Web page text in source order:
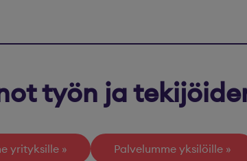
työn ja
yrityksille Palvelumme yksilöille